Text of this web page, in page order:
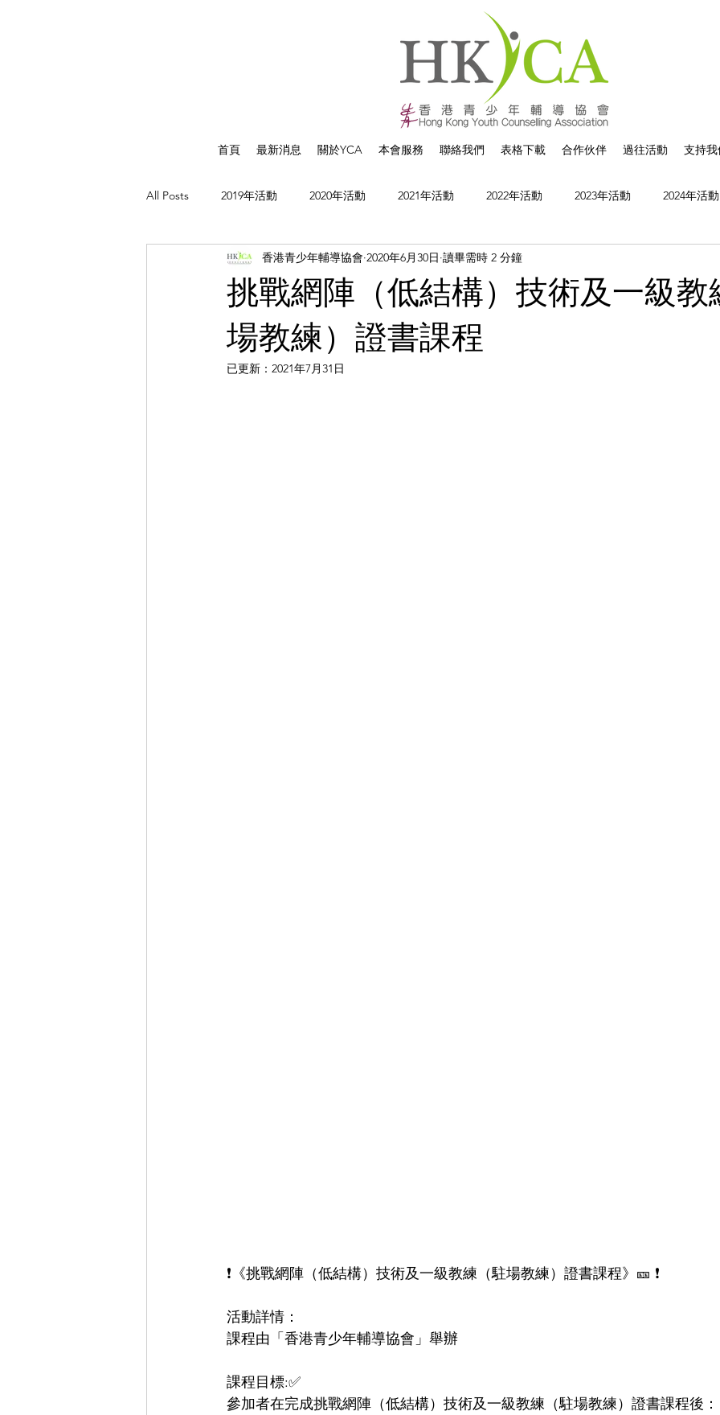
首頁 最新消息 關於YCA 本會服務 聯絡我們 表格下載 合作伙伴 過往活動 支持我
All Posts 2019年活動 2020年活動 2021年活動 2022年活動 2023年活動 2024年活動
挑戰網陣（低結構）技術及一級教
場教練）證書課程
香港青少年輔導協會 2020年6月30日 讀畢需時 2 分鐘
已更新： 2021年7月31日
❗《挑戰網陣（低結構）技術及一級教練（駐場教練）證書課程》🎫 ❗
活動詳情：
課程由「香港青少年輔導協會」舉辦
課程目標:✅
參加者在完成挑戰網陣（低結構）技術及一級教練（駐場教練）證書課程後：